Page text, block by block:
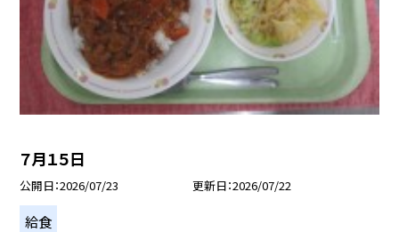
７月１５日
公開日 2026/07/23 更新日 2026/07/22
給食